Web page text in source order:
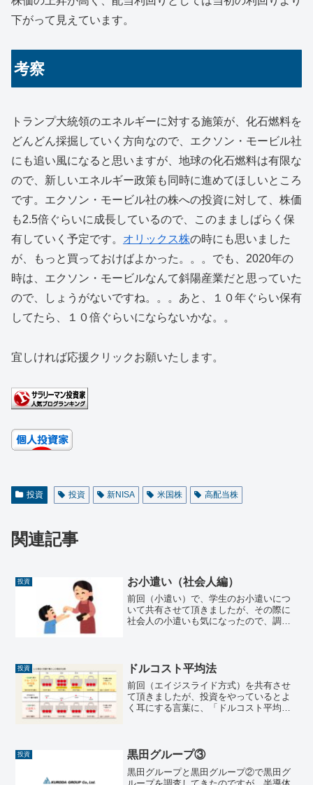
下がって見えています。
考察
トランプ大統領のエネルギーに対する施策が、化石燃料を
どんどん採掘していく方向なので、エクソン・モービル社
にも追い風になると思いますが、地球の化石燃料は有限な
ので、新しいエネルギー政策も同時に進めてほしいところ
です。エクソン・モービル社の株への投資に対して、株価
も2.5倍ぐらいに成長しているので、このまましばらく保
有していく予定です。 オリックス株の時にも思いました
が、もっと買っておけばよかった。。。でも、2020年の
時は、エクソン・モービルなんて斜陽産業だと思っていた
ので、しょうがないですね。。。あと、１０年ぐらい保有
してたら、１０倍ぐらいにならないかな。。
宜しければ応援クリックお願いたします。
投資 投資 新NISA 米国株 高配当株
関連記事
投資 お小遣い（社会人編）
前回（小遣い）で、学生のお小遣いにつ
いて共有させて頂きましたが、その際に
社会人の小遣いも気になったので、調べ
制」は日本では特に既婚男性...
投資 ドルコスト平均法
前回（エイジスライド方式）を共有させ
て頂きましたが、投資をやっているとよ
く耳にする言葉に、「ドルコスト平均
コスト平均法（Dollar...
投資 黒田グループ③
黒田グループと黒田グループ②で黒田グ